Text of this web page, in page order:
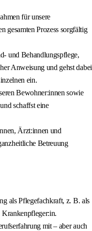
für unsere
gesamten Prozess sorgfältig
und Behandlungspflege,
Anweisung und gehst dabei
ein.
Bewohner:innen sowie
schaffst eine
Ärzt:innen und
Betreuung
als Pflegefachkraft, z. B. als
mit – aber auch